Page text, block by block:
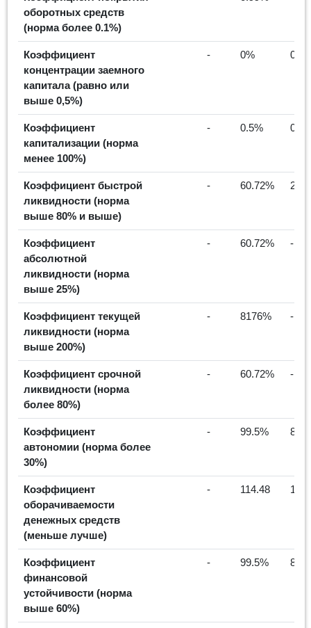
оборотных средств
(норма более 0.1%)
Коэффициент
концентрации заемного
капитала (равно или
выше 0,5%)
- 0% 0%
Коэффициент
капитализации (норма
менее 100%)
- 0.5% 0%
Коэффициент быстрой
ликвидности (норма
выше 80% и выше)
- 60.72%
Коэффициент
абсолютной
ликвидности (норма
выше 25%)
- 60.72% -
Коэффициент текущей
ликвидности (норма
выше 200%)
- 8176% -
Коэффициент срочной
ликвидности (норма
более 80%)
- 60.72% -
Коэффициент
автономии (норма более
30%)
- 99.5%
Коэффициент
оборачиваемости
денежных средств
(меньше лучше)
- 114.48
Коэффициент
финансовой
устойчивости (норма
выше 60%)
- 99.5%